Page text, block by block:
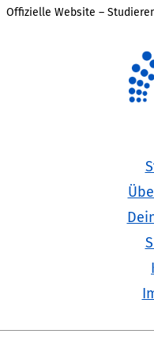
Offizielle Website –